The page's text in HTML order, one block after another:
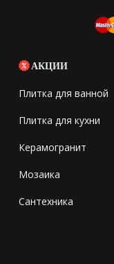
АКЦИИ
Плитка для ванной
Плитка для кухни
Керамогранит
Мозаика
Сантехника